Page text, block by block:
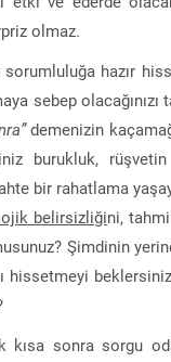
olmaz.
hazır
sebep
demenizin
burukluk,
bir rahatlama
belirsizliğini,
Şimdinin
sonra sorgu